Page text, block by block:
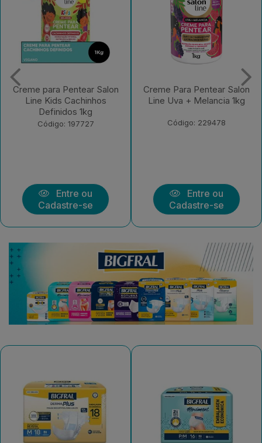
Creme Para Pentear Salon
Line Uva + Melancia 1kg
Código: 229478
Entre ou
Cadastre-se
Creme Para Pentear Salon
Line Kids Açaí Sem Frizz
Código: 229472
Entre ou
Cadastre-se